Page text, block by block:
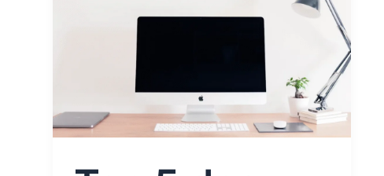
meilleures
bureau
pour